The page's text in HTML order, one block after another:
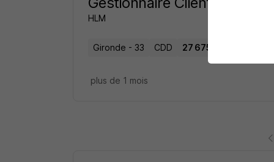
HLM
Gironde - 33 CDD 27 675 - 29 025 € / an
plus de 1 mois